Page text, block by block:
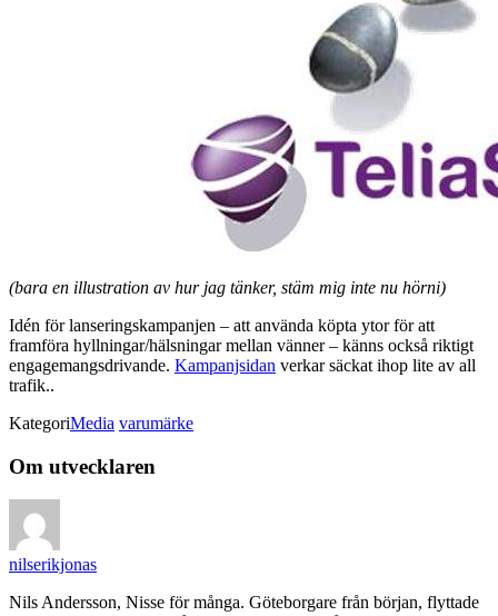
(bara en illustration av hur jag tänker, stäm mig inte nu hörni)
Idén för lanseringskampanjen – att använda köpta ytor för att
framföra hyllningar/hälsningar mellan vänner – känns också riktigt
engagemangsdrivande. Kampanjsidan verkar säckat ihop lite av all
trafik..
KategoriMedia varumärke
Om utvecklaren
nilserikjonas
Nils Andersson, Nisse för många. Göteborgare från början, flyttade